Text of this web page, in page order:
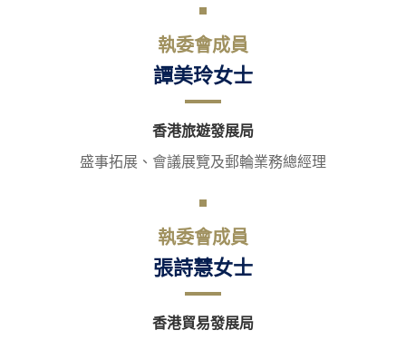
執委會成員
譚美玲女士
香港旅遊發展局
盛事拓展、會議展覽及郵輪業務總經理
執委會成員
張詩慧女士
香港貿易發展局